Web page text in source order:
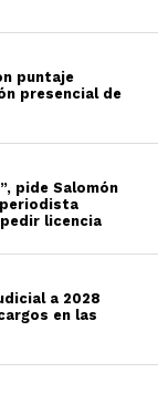
puntaje
presencial de
pide Salomón
licencia
a 2028
en las